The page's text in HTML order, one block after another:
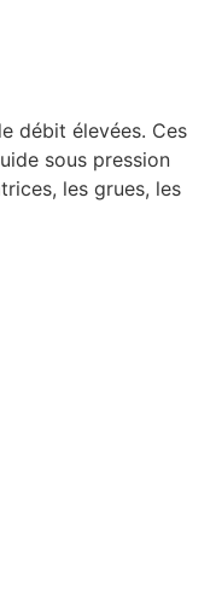
débit élevées. Ces
sous pression
les grues, les